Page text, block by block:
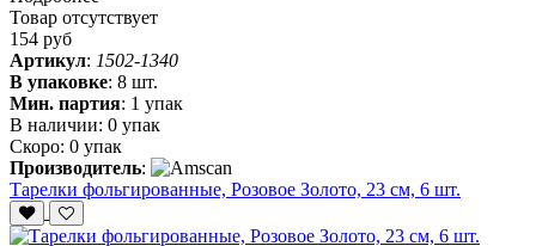
Товар отсутствует
154 руб
Артикул: 1502-1340
В упаковке: 8 шт.
Мин. партия: 1 упак
В наличии: 0 упак
Скоро: 0 упак
Производитель:
Тарелки фольгированные, Розовое Золото, 23 см, 6 шт.